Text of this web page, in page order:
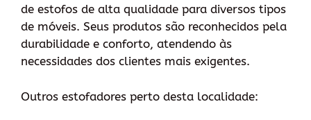
de estofos de alta qualidade para diversos tipos
de móveis. Seus produtos são reconhecidos pela
durabilidade e conforto, atendendo às
necessidades dos clientes mais exigentes.
Outros estofadores perto desta localidade: